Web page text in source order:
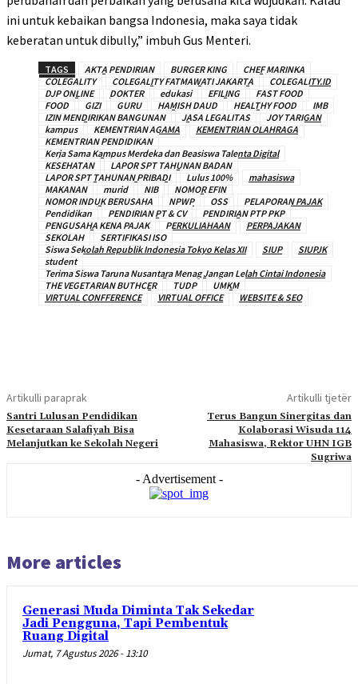
ini untuk kebaikan bangsa Indonesia, maka saya tidak
keberatan untuk dibully,” imbuh Gus Menteri.
TAGS AKTA PENDIRIAN BURGER KING
CHEF MARINKA
COLEGALITY
COLEGALITY FATMAWATI JAKARTA
COLEGALITY.ID
DJP ONLINE
DOKTER edukasi EFILING
FAST FOOD
FOOD
GIZI GURU HAMISH DAUD HEALTHY FOOD
IMB
IZIN MENDIRIKAN BANGUNAN
JASA LEGALITAS
JOY TARIGAN
kampus
KEMENTRIAN AGAMA
KEMENTRIAN OLAHRAGA
KEMENTRIAN PENDIDIKAN
Kerja Sama Kampus Merdeka dan Beasiswa Talenta Digital
KESEHATAN
LAPOR SPT TAHUNAN BADAN
LAPOR SPT TAHUNAN PRIBADI
Lulus 100%
mahasiswa
MAKANAN
murid NIB
NOMOR EFIN
NOMOR INDUK BERUSAHA
NPWP OSS
PELAPORAN PAJAK
Pendidikan
PENDIRIAN PT & CV
PENDIRIAN PTP PKP
PENGUSAHA KENA PAJAK
PERKULIAHAAN
PERPAJAKAN
SEKOLAH
SERTIFIKASI ISO
Siswa Sekolah Republik Indonesia Tokyo Kelas XII
SIUP
SIUPJK
student
Terima Siswa Taruna Nusantara Menag Jangan Lelah Cintai Indonesia
THE VEGETARIAN BUTHCER
TUDP
UMKM
VIRTUAL CONFFERENCE
VIRTUAL OFFICE WEBSITE & SEO
Artikulli paraprak
Santri Lulusan Pendidikan
Kesetaraan Salafiyah Bisa
Melanjutkan ke Sekolah Negeri
Artikulli tjetër
Terus Bangun Sinergitas dan
Kolaborasi Wisuda 114
Mahasiswa, Rektor UHN IGB
Sugriwa
- Advertisement -
More articles
Generasi Muda Diminta Tak Sekedar
Jadi Pengguna, Tapi Pembentuk
Ruang Digital
Jumat, 7 Agustus 2026 - 13:10